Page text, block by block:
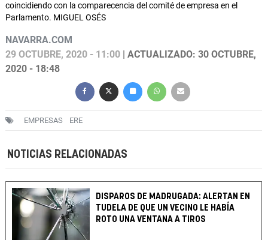
coincidiendo con la comparecencia del comité de empresa en el
Parlamento. MIGUEL OSÉS
NAVARRA.COM
29 OCTUBRE, 2020 - 11:00 | ACTUALIZADO: 30 OCTUBRE,
2020 - 18:48
EMPRESAS ERE
NOTICIAS RELACIONADAS
DISPAROS DE MADRUGADA: ALERTAN EN
TUDELA DE QUE UN VECINO LE HABÍA
ROTO UNA VENTANA A TIROS